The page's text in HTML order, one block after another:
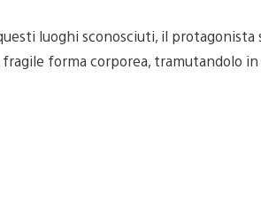
luoghi sconosciuti, il protagonista
forma corporea, tramutandolo in